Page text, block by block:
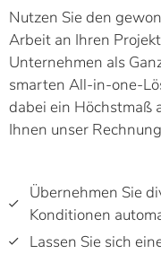
Nutzen Sie den
Arbeit an Ihren
Unternehmen als
smarten All-in-one-
dabei ein Höchstmaß
Ihnen unser
Übernehmen Sie
Konditionen
Lassen Sie sich